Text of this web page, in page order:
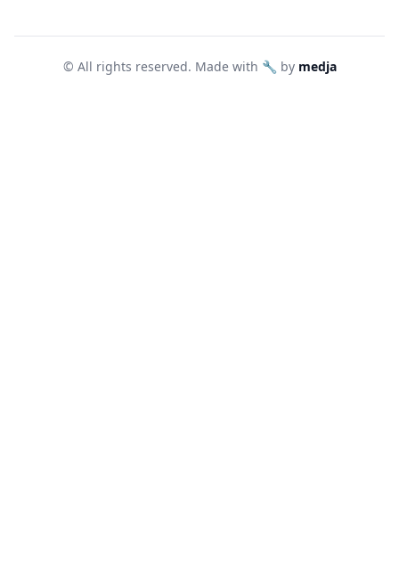
© All rights reserved. Made with 🔧 by medja